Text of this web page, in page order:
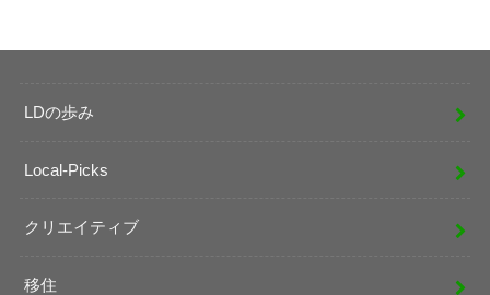
LDの歩み
Local-Picks
クリエイティブ
移住